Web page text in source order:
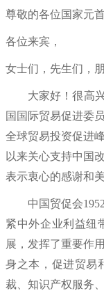
尊敬的各位国家元
各位来宾，
女士们，先生们，
大家好！很高兴
国国际贸易促进委
全球贸易投资促进
以来关心支持中国
表示衷心的感谢和
中国贸促会1952
紧中外企业利益纽
展，发挥了重要作
身之本，促进贸易
裁、知识产权服务